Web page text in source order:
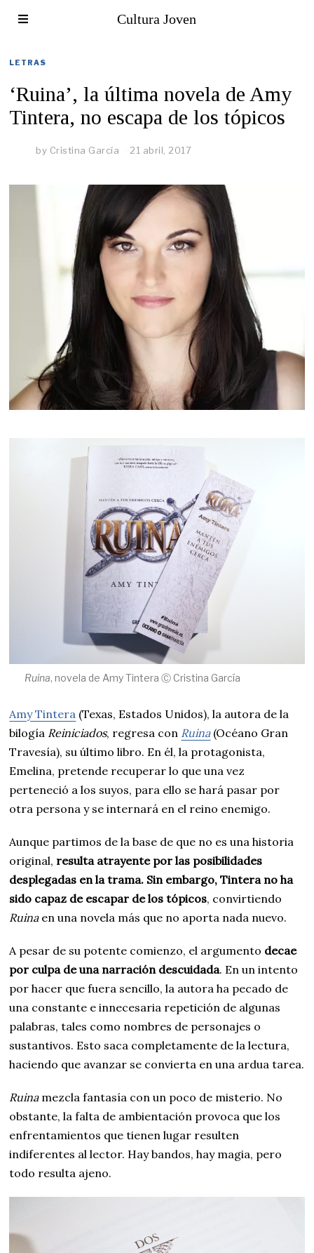
Cultura Joven
LETRAS
‘Ruina’, la última novela de Amy
Tintera, no escapa de los tópicos
by Cristina García 21 abril, 2017
Ruina, novela de Amy Tintera Ⓒ Cristina García
Amy Tintera (Texas, Estados Unidos), la autora de la
bilogía Reiniciados, regresa con Ruina (Océano Gran
Travesía), su último libro. En él, la protagonista,
Emelina, pretende recuperar lo que una vez
perteneció a los suyos, para ello se hará pasar por
otra persona y se internará en el reino enemigo.
Aunque partimos de la base de que no es una historia
original, resulta atrayente por las posibilidades
desplegadas en la trama. Sin embargo, Tintera no ha
sido capaz de escapar de los tópicos, convirtiendo
Ruinaen una novela más que no aporta nada nuevo.
A pesar de su potente comienzo, el argumento decae
por culpa de una narración descuidada. En un intento
por hacer que fuera sencillo, la autora ha pecado de
una constante e innecesaria repetición de algunas
palabras, tales como nombres de personajes o
sustantivos. Esto saca completamente de la lectura,
haciendo que avanzar se convierta en una ardua tarea.
Ruinamezcla fantasía con un poco de misterio. No
obstante, la falta de ambientación provoca que los
enfrentamientos que tienen lugar resulten
indiferentes al lector. Hay bandos, hay magia, pero
todo resulta ajeno.